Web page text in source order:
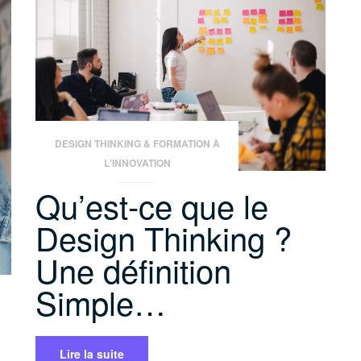
Design
Thinking
à
Paris »
DESIGN THINKING & FORMATION À
L'INNOVATION
Qu’est-ce que le
Design Thinking ?
Une définition
Simple…
Lire la suite